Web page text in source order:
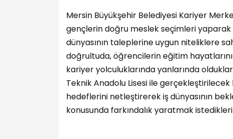
Mersin Büyükşehir Belediyesi Kariyer
gençlerin doğru meslek seçimleri
dünyasının taleplerine uygun niteliklere
doğrultuda, öğrencilerin eğitim
kariyer yolculuklarında yanlarında
Teknik Anadolu Lisesi ile
hedeflerini netleştirerek iş dünyasının
konusunda farkındalık yaratmak